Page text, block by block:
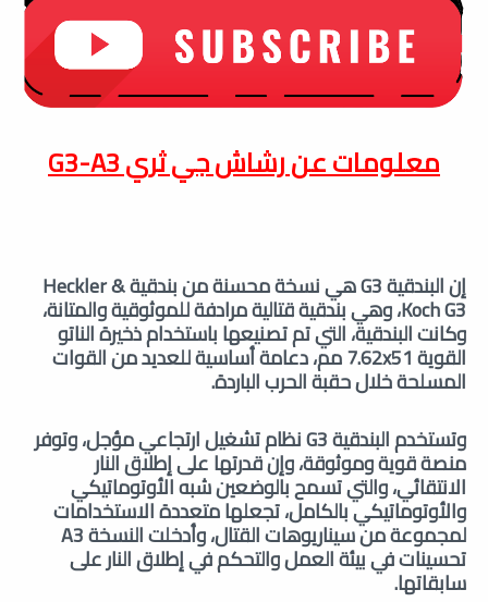
معلومات عنرشاش جي ثري G3-A3
إن البندقية G3 هي نسخة محسنة من بندقية Heckler &
Koch G3، وهي بندقية قتالية مرادفة للموثوقية والمتانة،
وكانت البندقية، التي تم تصنيعها باستخدام ذخيرة الناتو
القوية 7.62x51 مم، دعامة أساسية للعديد من القوات
المسلحة خلال حقبة الحرب الباردة.
وتستخدم البندقية G3 نظام تشغيل ارتجاعي مؤجل، وتوفر
منصة قوية وموثوقة، وإن قدرتها على إطلاق النار
الانتقائي، والتي تسمح بالوضعين شبه الأوتوماتيكي
والأوتوماتيكي بالكامل، تجعلها متعددة الاستخدامات
لمجموعة من سيناريوهات القتال، وأدخلت النسخة A3
تحسينات في بيئة العمل والتحكم في إطلاق النار على
سابقاتها.